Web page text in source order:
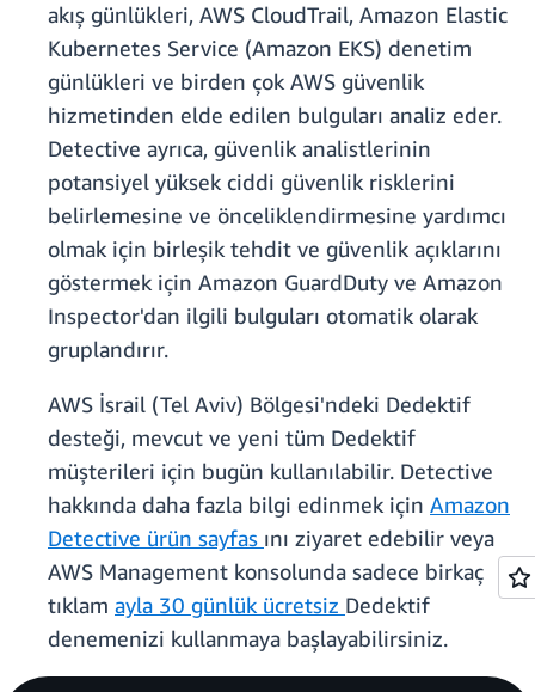
akış günlükleri, AWS CloudTrail, Amazon Elastic
Kubernetes Service (Amazon EKS) denetim
günlükleri ve birden çok AWS güvenlik
hizmetinden elde edilen bulguları analiz eder.
Detective ayrıca, güvenlik analistlerinin
potansiyel yüksek ciddi güvenlik risklerini
belirlemesine ve önceliklendirmesine yardımcı
olmak için birleşik tehdit ve güvenlik açıklarını
göstermek için Amazon GuardDuty ve Amazon
Inspector'dan ilgili bulguları otomatik olarak
gruplandırır.
AWS İsrail (Tel Aviv) Bölgesi'ndeki Dedektif
desteği, mevcut ve yeni tüm Dedektif
müşterileri için bugün kullanılabilir. Detective
hakkında daha fazla bilgi edinmek için Amazon
Detective ürün sayfas ını ziyaret edebilir veya
AWS Management konsolunda sadece birkaç
tıklam ayla 30 günlük ücretsiz Dedektif
denemenizi kullanmaya başlayabilirsiniz.